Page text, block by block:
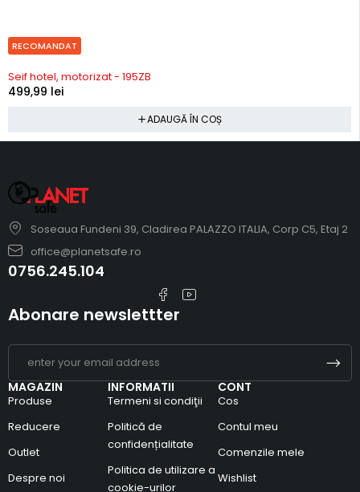
RECOMANDAT
In stoc
Seif hotel, motorizat - 195ZB
499,99 lei
ADAUGĂ ÎN COȘ
Soseaua Fundeni 39, Cladirea PALAZZO ITALIA, Corp C5, Etaj 2
office@planetsafe.ro
0756.245.104
MAGAZIN
Produse
Reducere
Outlet
Despre noi
INFORMATII
Termeni si condiţii
Politică de
confidențialitate
Politica de utilizare a
cookie-urilor
CONT
Cos
Contul meu
Comenzile mele
Wishlist
Abonare newslettter